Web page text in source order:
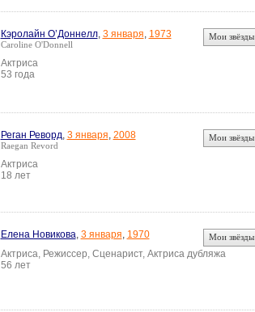
Кэролайн О’Доннелл, 3 января, 1973
Caroline O'Donnell
Актриса
53 года
Мои звёзды
Реган Реворд, 3 января, 2008
Raegan Revord
Актриса
18 лет
Мои звёзды
Елена Новикова, 3 января, 1970
Актриса, Режиссер, Сценарист, Актриса дубляжа
56 лет
Мои звёзды